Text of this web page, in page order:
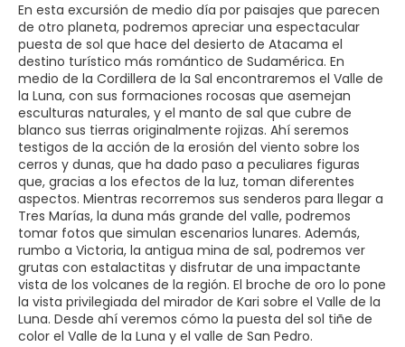
En esta excursión de medio día por paisajes que parecen
de otro planeta, podremos apreciar una espectacular
puesta de sol que hace del desierto de Atacama el
destino turístico más romántico de Sudamérica. En
medio de la Cordillera de la Sal encontraremos el Valle de
la Luna, con sus formaciones rocosas que asemejan
esculturas naturales, y el manto de sal que cubre de
blanco sus tierras originalmente rojizas. Ahí seremos
testigos de la acción de la erosión del viento sobre los
cerros y dunas, que ha dado paso a peculiares figuras
que, gracias a los efectos de la luz, toman diferentes
aspectos. Mientras recorremos sus senderos para llegar a
Tres Marías, la duna más grande del valle, podremos
tomar fotos que simulan escenarios lunares. Además,
rumbo a Victoria, la antigua mina de sal, podremos ver
grutas con estalactitas y disfrutar de una impactante
vista de los volcanes de la región. El broche de oro lo pone
la vista privilegiada del mirador de Kari sobre el Valle de la
Luna. Desde ahí veremos cómo la puesta del sol tiñe de
color el Valle de la Luna y el valle de San Pedro.